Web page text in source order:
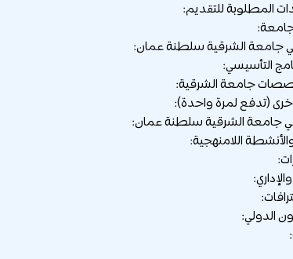
المطلوبة للتقديم:
جامعة الشرقية سلطنة عمان:
التأسيسي:
جامعة الشرقية:
(تدفع لمرة واحدة):
في جامعة الشرقية سلطنة عمان:
اللامنهجية:
الدولي: